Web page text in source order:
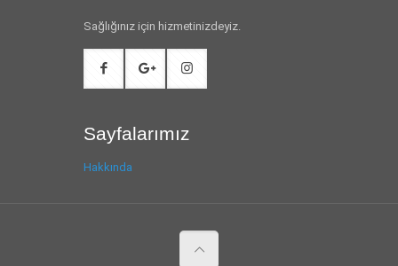
Sağlığınız için hizmetinizdeyiz.
Sayfalarımız
Hakkında